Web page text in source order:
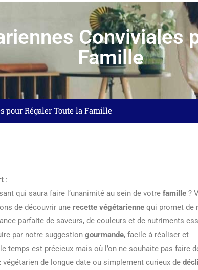
Conviviales
Famille
pour Régaler Toute la Famille
:
qui saura faire l’unanimité au sein de votre famille ?
de découvrir une recette végétarienne qui promet de
parfaite de saveurs, de couleurs et de nutriments
par notre suggestion gourmande, facile à réaliser et
temps est précieux mais où l’on ne souhaite pas faire
de longue date ou simplement curieux de